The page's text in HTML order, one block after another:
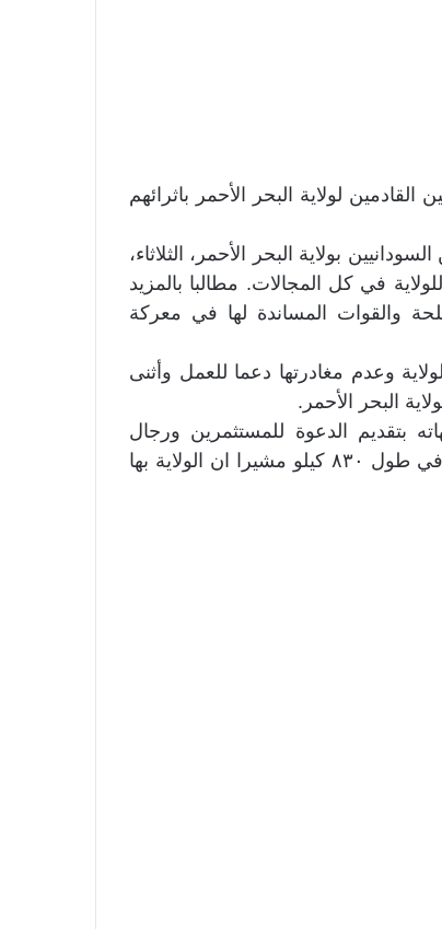
لولاية البحر الأحمر باثرائهم
بولاية البحر الأحمر، الثلاثاء،
في كل المجالات. مطالبا بالمزيد
والقوات المساندة لها في معركة
وعدم مغادرتها دعما للعمل وأثنى
البحر الأحمر.
بتقديم الدعوة للمستثمرين ورجال
الاعمال والمال للاستثمار في ساحل البحر الأحمر الذي يمتد في طول ٨٣٠ كيلو مشيرا ان الولاية بها